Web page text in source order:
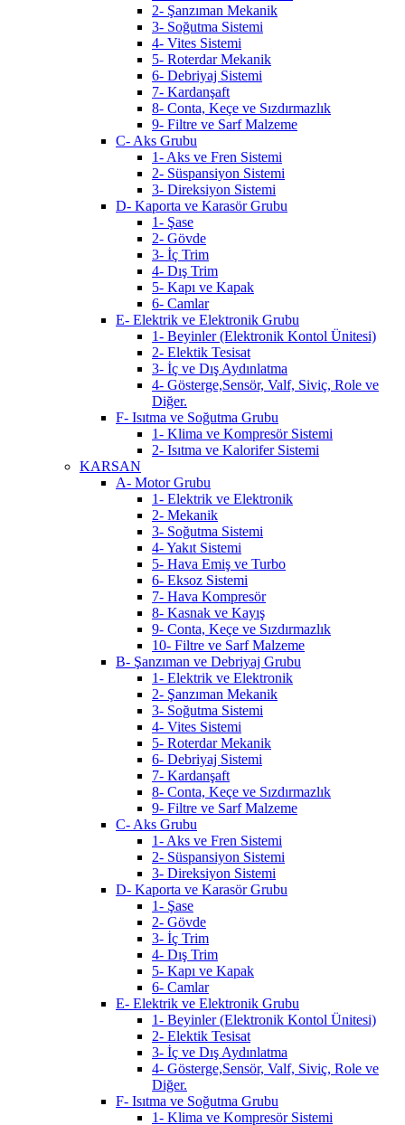
2- Şanzıman Mekanik
3- Soğutma Sistemi
4- Vites Sistemi
5- Roterdar Mekanik
6- Debriyaj Sistemi
7- Kardanşaft
8- Conta, Keçe ve Sızdırmazlık
9- Filtre ve Sarf Malzeme
C- Aks Grubu
1- Aks ve Fren Sistemi
2- Süspansiyon Sistemi
3- Direksiyon Sistemi
D- Kaporta ve Karasör Grubu
1- Şase
2- Gövde
3- İç Trim
4- Dış Trim
5- Kapı ve Kapak
6- Camlar
E- Elektrik ve Elektronik Grubu
1- Beyinler (Elektronik Kontol Ünitesi)
2- Elektik Tesisat
3- İç ve Dış Aydınlatma
4- Gösterge,Sensör, Valf, Siviç, Role ve
Diğer.
F- Isıtma ve Soğutma Grubu
1- Klima ve Kompresör Sistemi
2- Isıtma ve Kalorifer Sistemi
KARSAN
A- Motor Grubu
1- Elektrik ve Elektronik
2- Mekanik
3- Soğutma Sistemi
4- Yakıt Sistemi
5- Hava Emiş ve Turbo
6- Eksoz Sistemi
7- Hava Kompresör
8- Kasnak ve Kayış
9- Conta, Keçe ve Sızdırmazlık
10- Filtre ve Sarf Malzeme
B- Şanzıman ve Debriyaj Grubu
1- Elektrik ve Elektronik
2- Şanzıman Mekanik
3- Soğutma Sistemi
4- Vites Sistemi
5- Roterdar Mekanik
6- Debriyaj Sistemi
7- Kardanşaft
8- Conta, Keçe ve Sızdırmazlık
9- Filtre ve Sarf Malzeme
C- Aks Grubu
1- Aks ve Fren Sistemi
2- Süspansiyon Sistemi
3- Direksiyon Sistemi
D- Kaporta ve Karasör Grubu
1- Şase
2- Gövde
3- İç Trim
4- Dış Trim
5- Kapı ve Kapak
6- Camlar
E- Elektrik ve Elektronik Grubu
1- Beyinler (Elektronik Kontol Ünitesi)
2- Elektik Tesisat
3- İç ve Dış Aydınlatma
4- Gösterge,Sensör, Valf, Siviç, Role ve
Diğer.
F- Isıtma ve Soğutma Grubu
1- Klima ve Kompresör Sistemi